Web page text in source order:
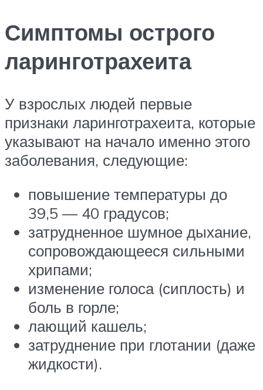
Симптомы острого
ларинготрахеита
У взрослых людей первые
признаки ларинготрахеита, которые
указывают на начало именно этого
заболевания, следующие:
повышение температуры до
39,5 — 40 градусов;
затрудненное шумное дыхание,
сопровождающееся сильными
хрипами;
изменение голоса (сиплость) и
боль в горле;
лающий кашель;
затруднение при глотании (даже
жидкости).